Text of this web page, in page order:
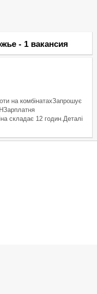
- 1 вакансия
на комбінатахЗапрошує
складає 12 годин.Деталі